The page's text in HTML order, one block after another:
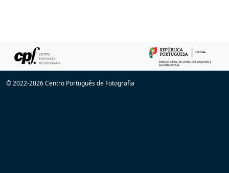
© 2022-2026 Centro Português de Fotografia